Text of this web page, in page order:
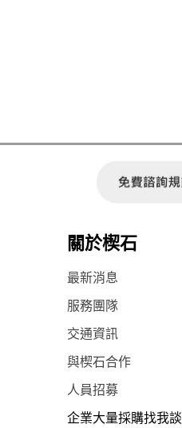
關於楔石
最新消息
服務團隊
交通資訊
與楔石合作
人員招募
企業大量採購找我談